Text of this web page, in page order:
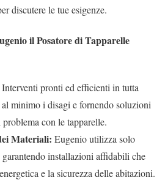
discutere le tue esigenze.
il Posatore di Tapparelle
Interventi pronti ed efficienti in tutta
minimo i disagi e fornendo soluzioni
con le tapparelle.
Materiali: Eugenio utilizza solo
installazioni affidabili che
e la sicurezza delle abitazioni.